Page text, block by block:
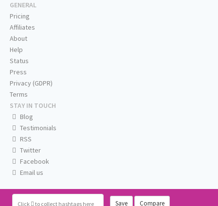
Click to collect hashtags here Save Compare
GENERAL
Pricing
Affiliates
About
Help
Status
Press
Privacy (GDPR)
Terms
STAY IN TOUCH
Blog
Testimonials
RSS
Twitter
Facebook
Email us